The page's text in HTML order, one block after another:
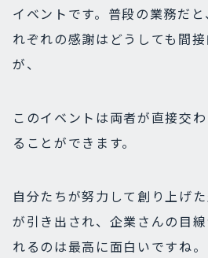
イベントです。 普段の業務だ
れぞれの感謝はどうしても間
が、
このイベントは両者が直接交
ることができます。
自分たちが努力して創り上げ
が引き出され、企業さんの目
れるのは最高に面白いですね。